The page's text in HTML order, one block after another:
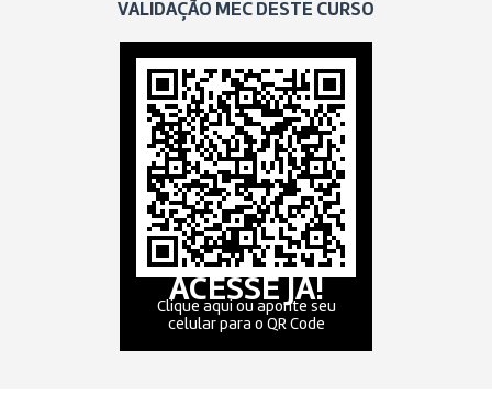
VALIDAÇÃO MEC DESTE CURSO
ACESSE JÁ!
Clique aqui ou aponte seu
celular para o QR Code